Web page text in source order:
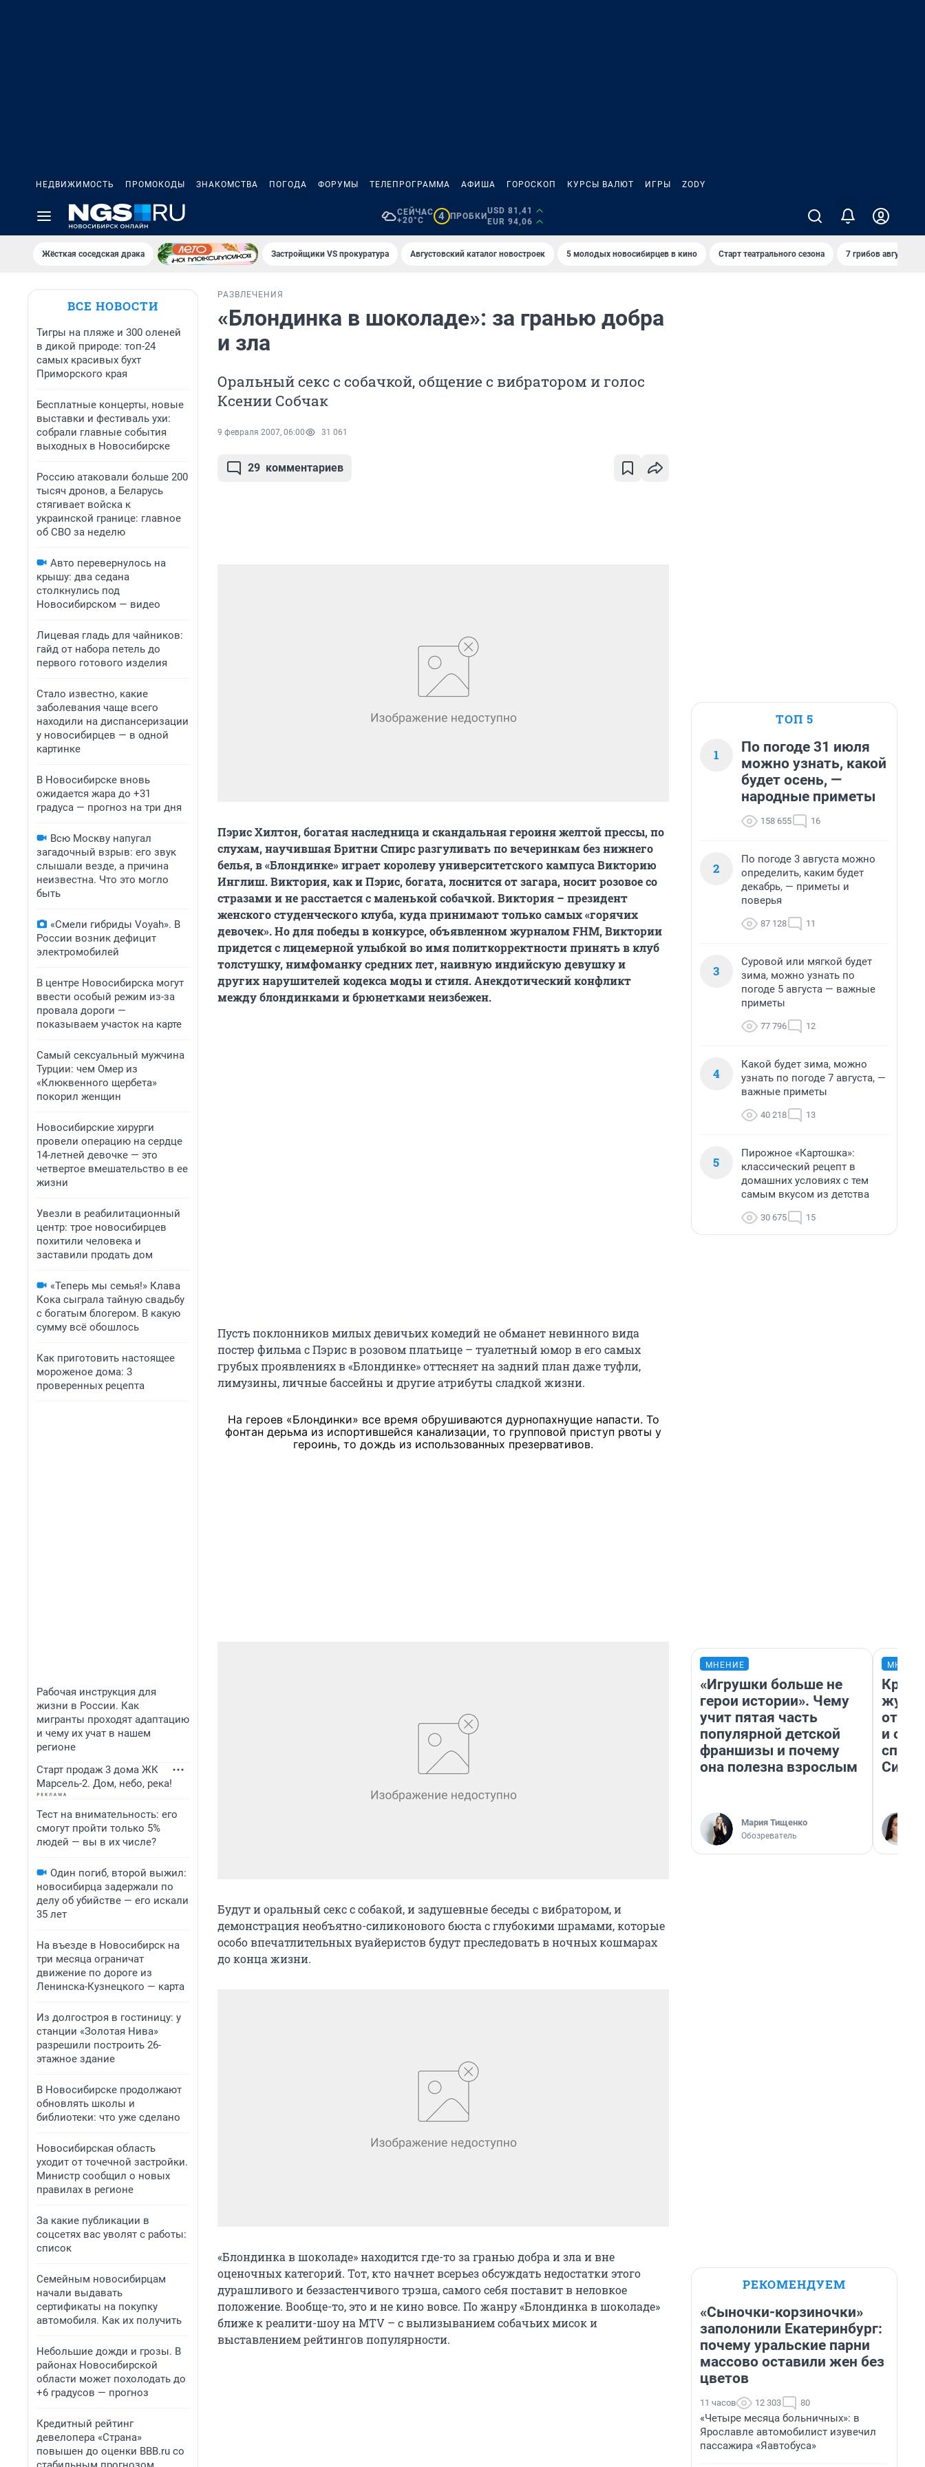
НЕДВИЖИМОСТЬ ПРОМОКОДЫ ЗНАКОМСТВА ПОГОДА ФОРУМЫ ТЕЛЕПРОГРАММА АФИША ГОРОСКОП КУРСЫ ВАЛЮТ ИГРЫ ZODY
СЕЙЧАС
+20°C
4 ПРОБКИ
USD 81,41
EUR 94,06
Жёсткая соседская драка Застройщики VS прокуратура Августовский каталог новостроек 5 молодых новосибирцев в кино Старт театрального сезона 7 грибов августа
ВСЕ НОВОСТИ
Тигры на пляже и 300 оленей
в дикой природе: топ-24
самых красивых бухт
Приморского края
Бесплатные концерты, новые
выставки и фестиваль ухи:
собрали главные события
выходных в Новосибирске
Россию атаковали больше 200
тысяч дронов, а Беларусь
стягивает войска к
украинской границе: главное
об СВО за неделю
Авто перевернулось на
крышу: два седана
столкнулись под
Новосибирском — видео
Лицевая гладь для чайников:
гайд от набора петель до
первого готового изделия
Стало известно, какие
заболевания чаще всего
находили на диспансеризации
у новосибирцев — в одной
картинке
В Новосибирске вновь
ожидается жара до +31
градуса — прогноз на три дня
Всю Москву напугал
загадочный взрыв: его звук
слышали везде, а причина
неизвестна. Что это могло
быть
«Смели гибриды Voyah». В
России возник дефицит
электромобилей
В центре Новосибирска могут
ввести особый режим из-за
провала дороги —
показываем участок на карте
Самый сексуальный мужчина
Турции: чем Омер из
«Клюквенного щербета»
покорил женщин
Новосибирские хирурги
провели операцию на сердце
14-летней девочке — это
четвертое вмешательство в ее
жизни
Увезли в реабилитационный
центр: трое новосибирцев
похитили человека и
заставили продать дом
«Теперь мы семья!» Клава
Кока сыграла тайную свадьбу
с богатым блогером. В какую
сумму всё обошлось
Как приготовить настоящее
мороженое дома: 3
проверенных рецепта
Рабочая инструкция для
жизни в России. Как
мигранты проходят адаптацию
и чему их учат в нашем
регионе
Старт продаж 3 дома ЖК
Марсель-2. Дом, небо, река!
Тест на внимательность: его
смогут пройти только 5%
людей — вы в их числе?
Один погиб, второй выжил:
новосибирца задержали по
делу об убийстве — его искали
35 лет
На въезде в Новосибирск на
три месяца ограничат
движение по дороге из
Ленинска-Кузнецкого — карта
Из долгостроя в гостиницу: у
станции «Золотая Нива»
разрешили построить 26-
этажное здание
В Новосибирске продолжают
обновлять школы и
библиотеки: что уже сделано
Новосибирская область
уходит от точечной застройки.
Министр сообщил о новых
правилах в регионе
За какие публикации в
соцсетях вас уволят с работы:
список
Семейным новосибирцам
начали выдавать
сертификаты на покупку
автомобиля. Как их получить
Небольшие дожди и грозы. В
районах Новосибирской
области может похолодать до
+6 градусов — прогноз
Кредитный рейтинг
девелопера «Страна»
повышен до оценки BBB.ru со
РАЗВЛЕЧЕНИЯ
«Блондинка в шоколаде»: за гранью добра
и зла
Оральный секс с собачкой, общение с вибратором и голос
Ксении Собчак
9 февраля 2007, 06:00 31 061
29 комментариев
Пэрис Хилтон, богатая наследница и скандальная героиня желтой прессы, по
слухам, научившая Бритни Спирс разгуливать по вечеринкам без нижнего
белья, в «Блондинке» играет королеву университетского кампуса Викторию
Инглиш. Виктория, как и Пэрис, богата, лоснится от загара, носит розовое со
стразами и не расстается с маленькой собачкой. Виктория – президент
женского студенческого клуба, куда принимают только самых «горячих
девочек». Но для победы в конкурсе, объявленном журналом FHM, Виктории
придется с лицемерной улыбкой во имя политкорректности принять в клуб
толстушку, нимфоманку средних лет, наивную индийскую девушку и
других нарушителей кодекса моды и стиля. Анекдотический конфликт
между блондинками и брюнетками неизбежен.
Пусть поклонников милых девичьих комедий не обманет невинного вида
постер фильма с Пэрис в розовом платьице – туалетный юмор в его самых
грубых проявлениях в «Блондинке» оттесняет на задний план даже туфли,
лимузины, личные бассейны и другие атрибуты сладкой жизни.
На героев «Блондинки» все время обрушиваются дурнопахнущие напасти. То
фонтан дерьма из испортившейся канализации, то групповой приступ рвоты у
героинь, то дождь из использованных презервативов.
Будут и оральный секс с собакой, и задушевные беседы с вибратором, и
демонстрация необъятно-силиконового бюста с глубокими шрамами, которые
особо впечатлительных вуайеристов будут преследовать в ночных кошмарах
до конца жизни.
«Блондинка в шоколаде» находится где-то за гранью добра и зла и вне
оценочных категорий. Тот, кто начнет всерьез обсуждать недостатки этого
дурашливого и беззастенчивого трэша, самого себя поставит в неловкое
положение. Вообще-то, это и не кино вовсе. По жанру «Блондинка в шоколаде»
ближе к реалити-шоу на МТV – с вылизыванием собачьих мисок и
выставлением рейтингов популярности.
ТОП 5
1
По погоде 31 июля
можно узнать, какой
будет осень, —
народные приметы
158 655 16
2
По погоде 3 августа можно
определить, каким будет
декабрь, — приметы и
поверья
87 128 11
3
Суровой или мягкой будет
зима, можно узнать по
погоде 5 августа — важные
приметы
77 796 12
4
Какой будет зима, можно
узнать по погоде 7 августа, —
важные приметы
40 218 13
5
Пирожное «Картошка»:
классический рецепт в
домашних условиях с тем
самым вкусом из детства
30 675 15
МНЕНИЕ
«Игрушки больше не
герои истории». Чему
учит пятая часть
популярной детской
франшизы и почему
она полезна взрослым
Мария Тищенко
Обозреватель
и
РЕКОМЕНДУЕМ
«Сыночки-корзиночки»
заполонили Екатеринбург:
почему уральские парни
массово оставили жен без
цветов
11 часов 12 303 80
«Четыре месяца больничных»: в
Ярославле автомобилист изувечил
пассажира «Яавтобуса»